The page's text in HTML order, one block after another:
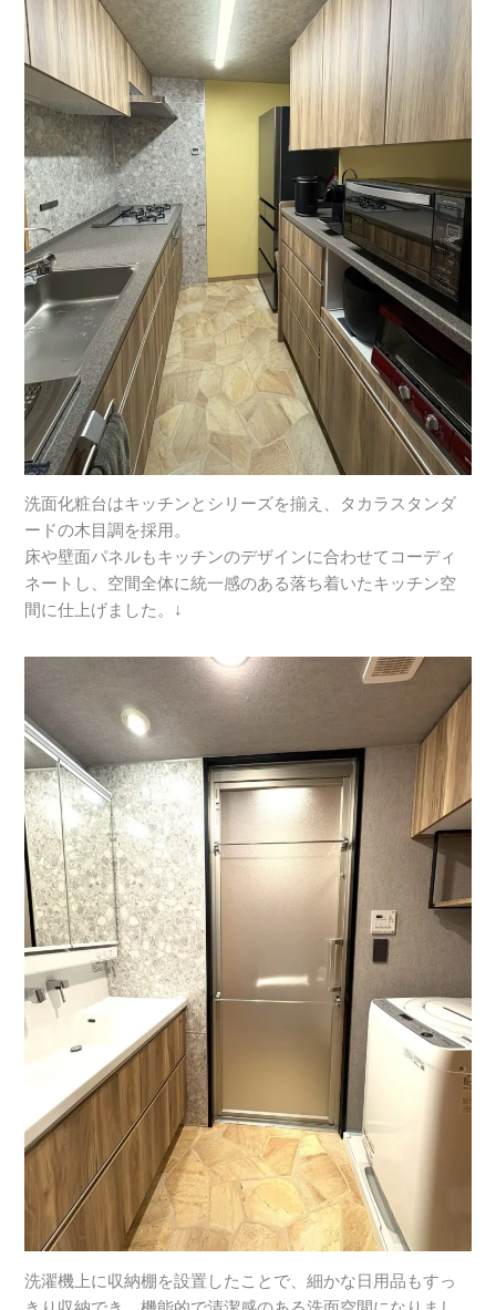
洗面化粧台はキッチンとシリーズを揃え、タカラスタンダ
ードの木目調を採用。
床や壁面パネルもキッチンのデザインに合わせてコーディ
ネートし、空間全体に統一感のある落ち着いたキッチン空
間に仕上げました。↓
洗濯機上に収納棚を設置したことで、細かな日用品もすっ